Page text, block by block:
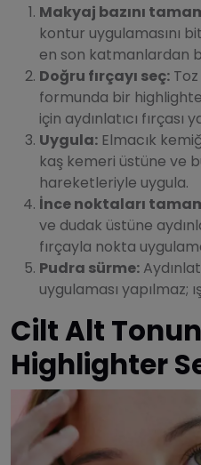
Makyaj bazını
kontur uygulamasını
en son katmanlardan
Doğru fırçayı seç:
formunda bir
için aydınlatıcı
Uygula: Elmacık
kaş kemeri üstüne ve
hareketleriyle uygula.
İnce noktaları
ve dudak üstüne
fırçayla nokta
Pudra sürme:
uygulaması yapılmaz;
Cilt Alt
Highlighter